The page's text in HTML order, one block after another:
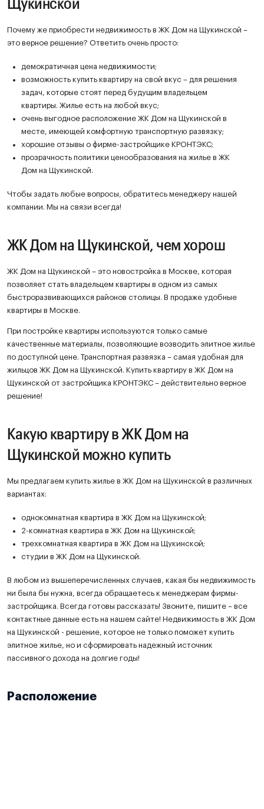
Почему же приобрести недвижимость в ЖК Дом на Щукинской –
это верное решение? Ответить очень просто:
демократичная цена недвижимости;
возможность купить квартиру на свой вкус – для решения
задач, которые стоят перед будущим владельцем
квартиры. Жилье есть на любой вкус;
очень выгодное расположение ЖК Дом на Щукинской в
месте, имеющей комфортную транспортную развязку;
хорошие отзывы о фирме-застройщике КРОНТЭКС;
прозрачность политики ценообразования на жилье в ЖК
Дом на Щукинской.
Чтобы задать любые вопросы, обратитесь менеджеру нашей
компании. Мы на связи всегда!
ЖК Дом на Щукинской, чем хорош
ЖК Дом на Щукинской – это новостройка в Москве, которая
позволяет стать владельцем квартиры в одном из самых
быстроразвивающихся районов столицы. В продаже удобные
квартиры в Москве.
При постройке квартиры используются только самые
качественные материалы, позволяющие возводить элитное жилье
по доступной цене. Транспортная развязка – самая удобная для
жильцов ЖК Дом на Щукинской. Купить квартиру в ЖК Дом на
Щукинской от застройщика КРОНТЭКС – действительно верное
решение!
Какую квартиру в ЖК Дом на
Щукинской можно купить
Мы предлагаем купить жилье в ЖК Дом на Щукинской в различных
вариантах:
однокомнатная квартира в ЖК Дом на Щукинской;
2-комнатная квартира в ЖК Дом на Щукинской;
трехкомнатная квартира в ЖК Дом на Щукинской;
студии в ЖК Дом на Щукинской.
В любом из вышеперечисленных случаев, какая бы недвижимость
ни была бы нужна, всегда обращаетесь к менеджерам фирмы-
застройщика. Всегда готовы рассказать! Звоните, пишите – все
контактные данные есть на нашем сайте! Недвижимость в ЖК Дом
на Щукинской - решение, которое не только поможет купить
элитное жилье, но и сформировать надежный источник
пассивного дохода на долгие годы!
Расположение